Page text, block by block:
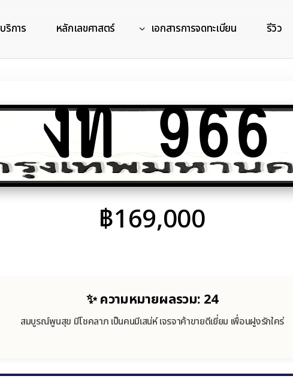
บริการ หลักเลขศาสตร์ เอกสารการจดทะเบียน รีวิว
งท 966
฿169,000
✨ ความหมายผลรวม: 24
สมบูรณ์พูนสุข มีโชคลาภ เป็นคนมีเสน่ห์ เจรจาค้าขายดีเยี่ยม เพื่อนฝูงรักใคร่